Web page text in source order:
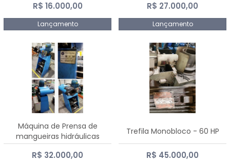
R$ 16.000,00
Lançamento
R$ 27.000,00
Lançamento
Máquina de Prensa de
mangueiras hidráulicas
PE50TF - 2017
R$ 32.000,00
Trefila Monobloco - 60 HP
R$ 45.000,00